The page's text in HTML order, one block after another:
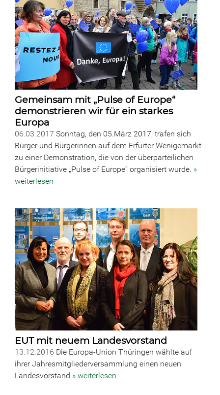
Gemeinsam mit „Pulse of Europe“
demonstrieren wir für ein starkes
Europa
06.03.2017 Sonntag, den 05.März 2017, trafen sich
Bürger und Bürgerinnen auf dem Erfurter Wenigemarkt
zu einer Demonstration, die von der überparteilichen
Bürgerinitiative „Pulse of Europe“ organisiert wurde. »
weiterlesen
EUT mit neuem Landesvorstand
13.12.2016 Die Europa-Union Thüringen wählte auf
ihrer Jahresmitgliederversammlung einen neuen
Landesvorstand » weiterlesen